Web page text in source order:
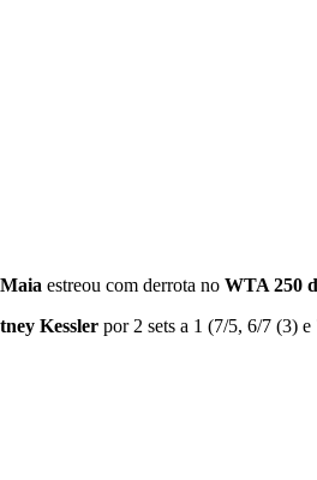
estreou com derrota no WTA 250
Kessler por 2 sets a 1 (7/5, 6/7 (3) e